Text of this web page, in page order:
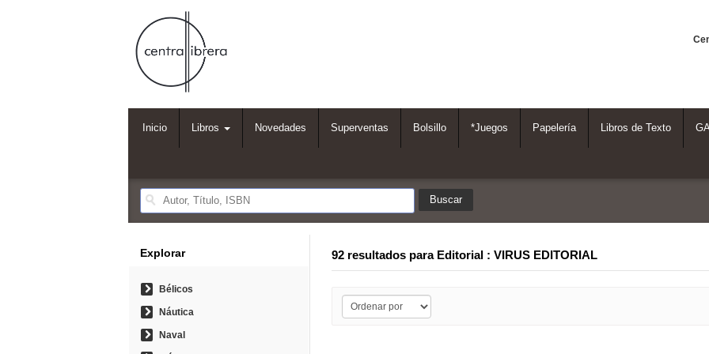
Inicio Libros Novedades Superventas Bolsillo *Juegos Papelería Libros de Texto
92 resultados para Editorial : VIRUS EDITORIAL
Explorar
Bélicos
Náutica
Naval